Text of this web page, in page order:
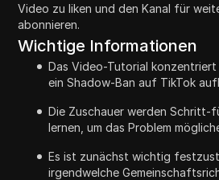
Video zu liken und den Kanal für
abonnieren.
Wichtige Informationen
Das Video-Tutorial konzentriert
ein Shadow-Ban auf TikTok
Die Zuschauer werden Schritt-
lernen, um das Problem
Es ist zunächst wichtig
irgendwelche